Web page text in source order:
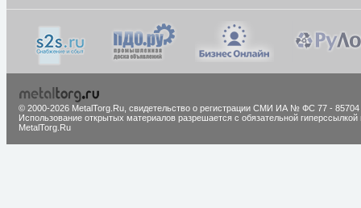
© 2000-2026 MetalTorg.Ru, cвидетельство о регистрации СМИ ИА № ФС 77 - 85704
Использование открытых материалов разрешается с обязательной гиперссылкой
MetalTorg.Ru